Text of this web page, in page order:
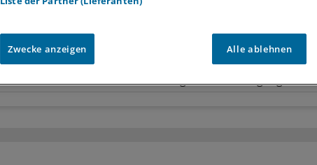
ExklusiveInterviews und Praxis-Tipps
Zugriff auf alle
medizinischen Berichte und Kommentare
Zwecke anzeigen Alle ablehnen